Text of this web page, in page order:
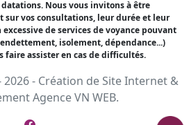
Nous vous invitons à être
vos consultations, leur durée et leur
de services de voyance pouvant
isolement, dépendance...)
faire assister en cas de difficultés.
- Création de Site Internet &
Agence VN WEB.